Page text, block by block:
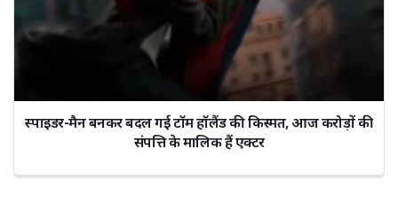
स्पाइडर-मैन बनकर बदल गई टॉम हॉलैंड की किस्मत, आज करोड़ों की
संपत्ति के मालिक हैं एक्टर